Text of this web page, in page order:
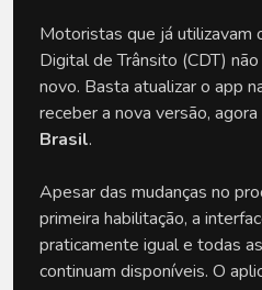
Motoristas que já utilizavam
Digital de Trânsito (CDT)
novo. Basta atualizar o app
receber a nova versão, agora
Brasil.
Apesar das mudanças no
primeira habilitação, a
praticamente igual e todas
continuam disponíveis. O